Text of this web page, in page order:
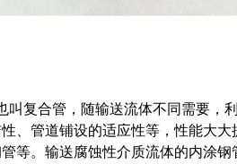
叫复合管，随输送流体不同需要，
、管道铺设的适应性等，性能大
等。输送腐蚀性介质流体的内涂